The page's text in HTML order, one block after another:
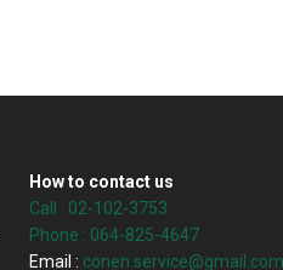
How to contact us
Call : 02-102-3753
Phone : 064-825-4647
Email : conen.service@gmail.com